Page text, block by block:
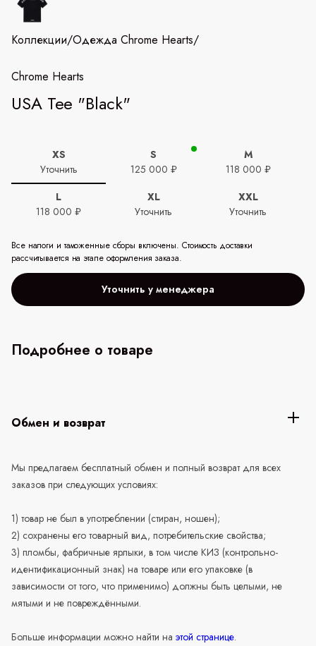
Коллекции/Одежда Chrome Hearts/
Chrome Hearts
USA Tee "Black"
XS
Уточнить
S
125 000 ₽
M
118 000 ₽
L
118 000 ₽
XL
Уточнить
XXL
Уточнить
Все налоги и таможенные сборы включены. Стоимость доставки
рассчитывается на этапе оформления заказа.
Уточнить у менеджера
Подробнее о товаре
Обмен и возврат
Мы предлагаем бесплатный обмен и полный возврат для всех
заказов при следующих условиях:
1) товар не был в употреблении (стиран, ношен);
2) сохранены его товарный вид, потребительские свойства;
3) пломбы, фабричные ярлыки, в том числе КИЗ (контрольно-
идентификационный знак) на товаре или его упаковке (в
зависимости от того, что применимо) должны быть целыми, не
мятыми и не повреждёнными.
Больше информации можно найти на этой странице.